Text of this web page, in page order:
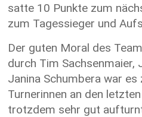
satte 10 Punkte zum
zum Tagessieger und
Der guten Moral des
durch Tim Sachsenmaier,
Janina Schumbera war es
Turnerinnen an den
trotzdem sehr gut